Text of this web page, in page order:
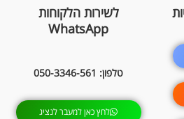
לשירות הלקוחות
WhatsApp
טלפון: 050-3346-561
לחץ כאן למעבר לנציג